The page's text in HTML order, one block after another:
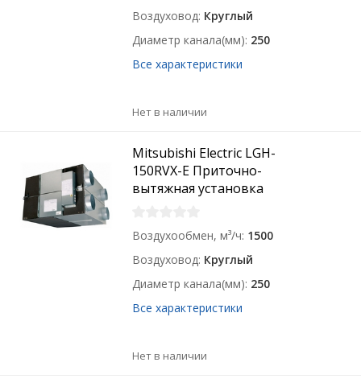
Воздуховод Круглый
Диаметр канала(мм) 250
Все характеристики
Нет в наличии
Mitsubishi Electric LGH-
150RVX-E Приточно-
вытяжная установка
Воздухообмен, м³/ч 1500
Воздуховод Круглый
Диаметр канала(мм) 250
Все характеристики
Нет в наличии